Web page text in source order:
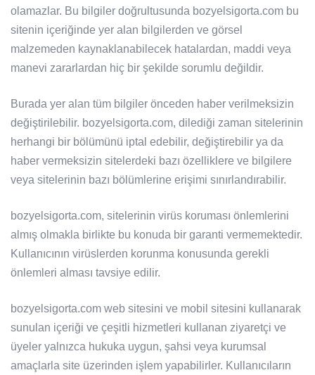
olamazlar. Bu bilgiler doğrultusunda bozyelsigorta.com bu
sitenin içeriğinde yer alan bilgilerden ve görsel
malzemeden kaynaklanabilecek hatalardan, maddi veya
manevi zararlardan hiç bir şekilde sorumlu değildir.
Burada yer alan tüm bilgiler önceden haber verilmeksizin
değiştirilebilir. bozyelsigorta.com, dilediği zaman sitelerinin
herhangi bir bölümünü iptal edebilir, değiştirebilir ya da
haber vermeksizin sitelerdeki bazı özelliklere ve bilgilere
veya sitelerinin bazı bölümlerine erişimi sınırlandırabilir.
bozyelsigorta.com, sitelerinin virüs koruması önlemlerini
almış olmakla birlikte bu konuda bir garanti vermemektedir.
Kullanıcının virüslerden korunma konusunda gerekli
önlemleri alması tavsiye edilir.
bozyelsigorta.com web sitesini ve mobil sitesini kullanarak
sunulan içeriği ve çeşitli hizmetleri kullanan ziyaretçi ve
üyeler yalnızca hukuka uygun, şahsi veya kurumsal
amaçlarla site üzerinden işlem yapabilirler. Kullanıcıların